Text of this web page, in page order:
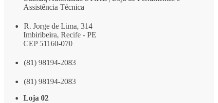
Assistência Técnica
R. Jorge de Lima, 314
Imbiribeira, Recife - PE
CEP 51160-070
(81) 98194-2083
(81) 98194-2083
Loja 02